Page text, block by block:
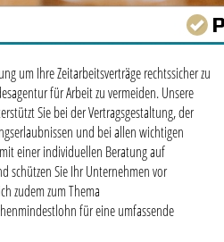
um Ihre Zeitarbeitsverträge rechtssicher zu
für Arbeit zu vermeiden. Unsere
Sie bei der Vertragsgestaltung, der
und bei allen wichtigen
einer individuellen Beratung auf
schützen Sie Ihr Unternehmen vor
zudem zum Thema
für eine umfassende